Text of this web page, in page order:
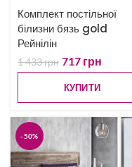
Комплект постільної
білизни бязь gold
Рейнілін
1 433грн 717 грн
КУПИТИ
-50%